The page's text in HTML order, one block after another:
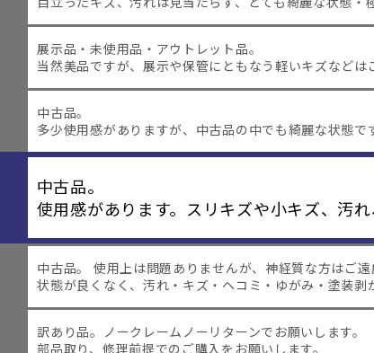
展示品・未使用品・アウトレット品。
当然美品ですが、展示や保管にともなう軽いキズなどは
中古品。
多少使用感がありますが、中古品の中でも綺麗な状態で
中古品。
使用感があります。スリキズや小キズ、汚れ
中古品。 使用上は問題ありませんが、神経質な方はご遠
状態が良くなく、汚れ・キズ・ヘコミ・ゆがみ・塗装剥
訳あり品。 ノークレームノーリターンでお願いします。
部品取り、修理前提でのご購入をお願いします。